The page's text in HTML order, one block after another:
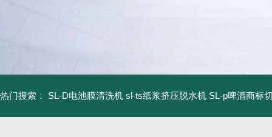
热门搜索： SL-D电池膜清洗机 sl-ts纸浆挤压脱水机 SL-p啤酒商标